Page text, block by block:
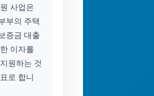
사업은
부의 주택
증금 대출
이자를
원하는 것
로 합니